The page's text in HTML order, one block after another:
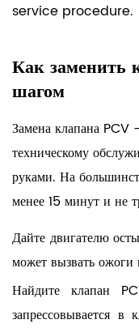
service procedure.
Как заменить
шагом
Замена клапана PCV
техническому
руками. На
менее 15 минути не
Дайте двигателю
может вызвать
Найдите клапан
запрессовывается